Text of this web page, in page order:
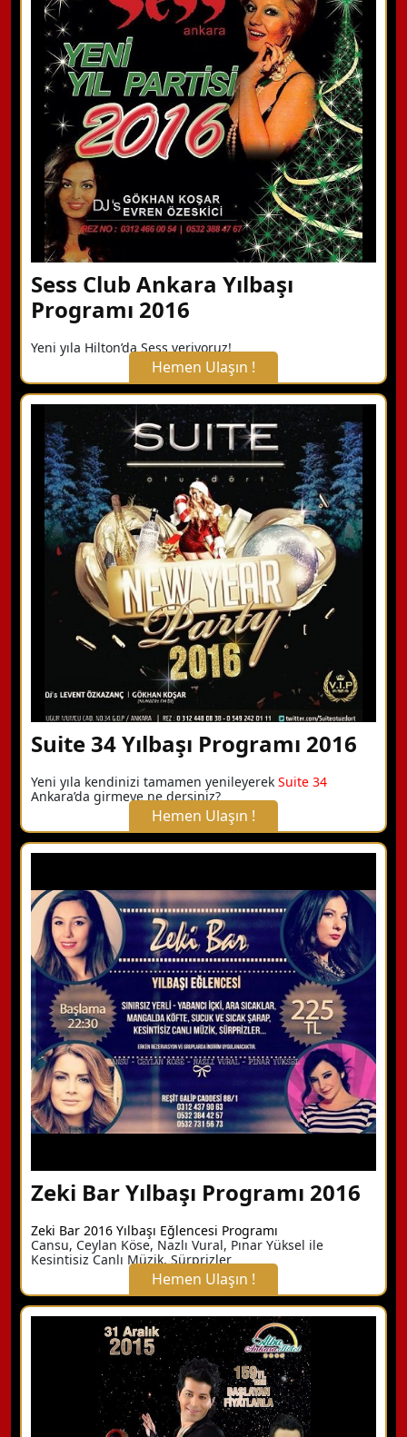
Hemen Arayın
Detaylı Bilgi Alın
Sess Club Ankara Yılbaşı
Programı 2016
Yeni yıla Hilton’da Sess veriyoruz!
Hemen Ulaşın !
X Kapat
WhatsApp ile Bilgi Alın
Hemen Arayın
Detaylı Bilgi Alın
Suite 34 Yılbaşı Programı 2016
Yeni yıla kendinizi tamamen yenileyerek Suite 34
Ankara’da girmeye ne dersiniz?
Hemen Ulaşın !
X Kapat
WhatsApp ile Bilgi Alın
Hemen Arayın
Detaylı Bilgi Alın
Zeki Bar Yılbaşı Programı 2016
Zeki Bar 2016 Yılbaşı Eğlencesi Programı
Cansu, Ceylan Köse, Nazlı Vural, Pınar Yüksel ile
Kesintisiz Canlı Müzik, Sürprizler
Hemen Ulaşın !
X Kapat
WhatsApp ile Bilgi Alın
Hemen Arayın